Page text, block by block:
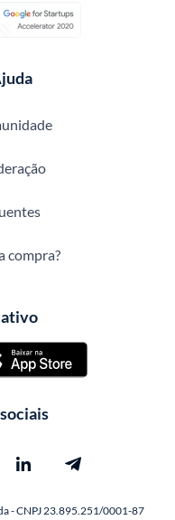
compra?
- CNPJ 23.895.251/0001-87